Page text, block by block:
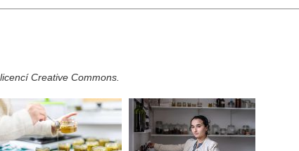
Creative Commons.